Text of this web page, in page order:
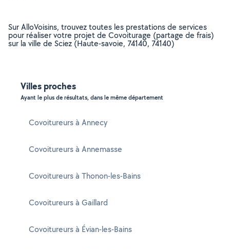
Sur AlloVoisins, trouvez toutes les prestations de services
pour réaliser votre projet de Covoiturage (partage de frais)
sur la ville de Sciez (Haute-savoie, 74140, 74140)
Villes proches
Ayant le plus de résultats, dans le même département
Covoitureurs à Annecy
Covoitureurs à Annemasse
Covoitureurs à Thonon-les-Bains
Covoitureurs à Gaillard
Covoitureurs à Évian-les-Bains